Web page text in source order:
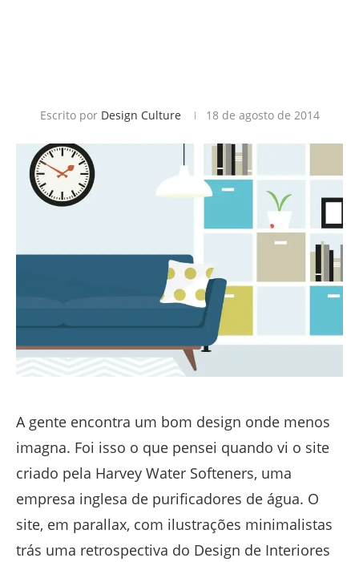
Escrito por Design Culture 18 de agosto de 2014
A gente encontra um bom design onde menos
imagna. Foi isso o que pensei quando vi o site
criado pela Harvey Water Softeners, uma
empresa inglesa de purificadores de água. O
site, em parallax, com ilustrações minimalistas
trás uma retrospectiva do Design de Interiores